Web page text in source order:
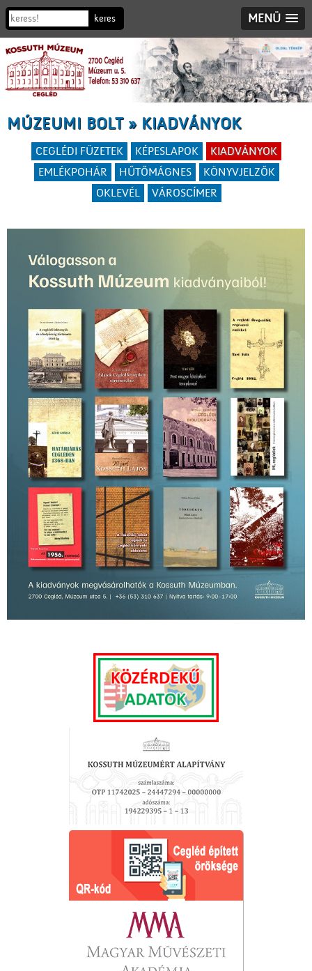
MENÜ
MÚZEUMI BOLT » KIADVÁNYOK
CEGLÉDI FÜZETEK KÉPESLAPOK
KIADVÁNYOK
EMLÉKPOHÁR
HŰTŐMÁGNES
KÖNYVJELZŐK
OKLEVÉL
VÁROSCÍMER